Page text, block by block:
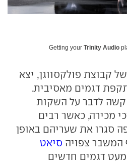
Getting your Trinity Audio
קבוצת פולקסווגן, יצא
דגמים מאסיבית.
לדבר על השקות
מכירה, כאשר רבים
סגרו את שעריהם באופן
המשבר צפויה סיאט
דגמים חדשים